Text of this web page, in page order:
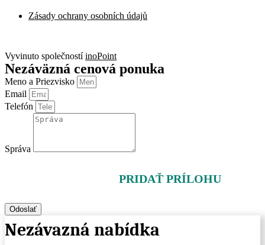
Zásady ochrany osobních údajů
Vyvinuto společnostíinoPoint
Nezáväzná cenová ponuka
Meno a Priezvisko
Email
Telefón
Správa
PRIDAŤ PRÍLOHU
Odoslať
Nezávazná nabídka